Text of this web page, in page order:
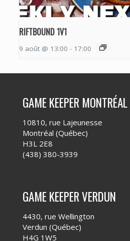
RIFTBOUND 1V1
9 août @ 13:00 - 17:00
GAME KEEPER MONTRÉAL
10810, rue Lajeunesse
Montréal (Québec)
H3L 2E8
(438) 380-3939
GAME KEEPER VERDUN
4430, rue Wellington
Verdun (Québec)
H4G 1W5